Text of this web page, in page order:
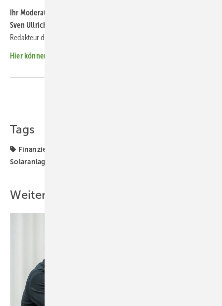
Ihr Moderator:
Sven Ullrich
Redakteur der photovoltaik
Hier können Sie sich kostenlos das Fachwissen abholen!
Tags
Finanzierung
Solaranlage
Weitere Inhalte